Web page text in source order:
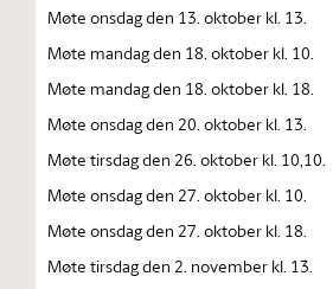
Møte onsdag den 13. oktober kl. 13.
Møte mandag den 18. oktober kl. 10.
Møte mandag den 18. oktober kl. 18.
Møte onsdag den 20. oktober kl. 13.
Møte tirsdag den 26. oktober kl. 10,10.
Møte onsdag den 27. oktober kl. 10.
Møte onsdag den 27. oktober kl. 18.
Møte tirsdag den 2. november kl. 13.